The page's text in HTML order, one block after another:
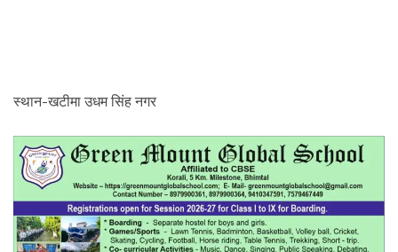
स्थान-खटीमा उधम सिंह नगर